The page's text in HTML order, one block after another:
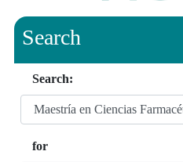
Search
Search:
for